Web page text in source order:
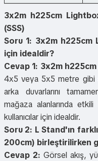
3x2m h225cm
(SSS)
Soru 1: 3x2m h225cm
için idealdir?
Cevap 1: 3x2m
4x5 veya 5x5 metre gibi
arka duvarlarını
mağaza alanlarında
kullanıcılar için idealdir.
Soru 2: L Stand'ın
200cm) birleştirilirken
Cevap 2: Görsel akış,